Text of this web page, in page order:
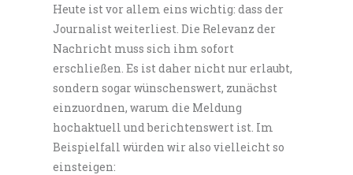
Heute ist vor allem eins wichtig: dass der
Journalist weiterliest. Die Relevanz der
Nachricht muss sich ihm sofort
erschließen. Es ist daher nicht nur erlaubt,
sondern sogar wünschenswert, zunächst
einzuordnen, warum die Meldung
hochaktuell und berichtenswert ist. Im
Beispielfall würden wir also vielleicht so
einsteigen: